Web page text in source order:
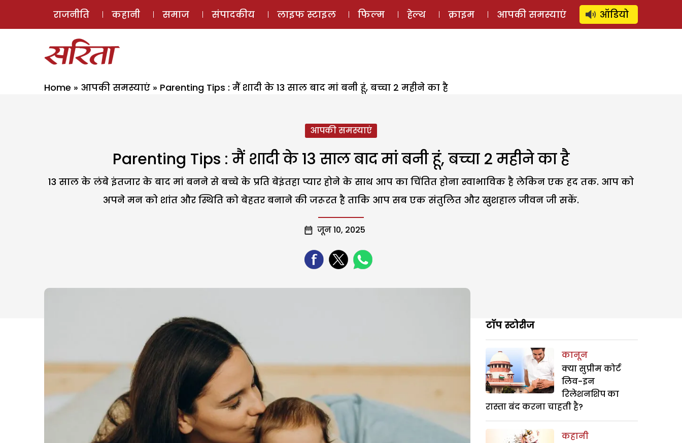
ई-मैगज़ीन ऑडियो स्टोरी लॉग इन ⚲ SUBSCRIBE
राजनीति कहानी समाज संपादकीय लाइफ स्टाइल फिल्म हेल्थ क्राइम आपकी समस्याएं ऑडियो
Home » आपकी समस्याएं » Parenting Tips : मैं शादी के 13 साल बाद मां बनी हूं, बच्चा 2 महीने का है
आपकी समस्याएं
Parenting Tips : मैं शादी के 13 साल बाद मां बनी हूं, बच्चा 2 महीने का है
13 साल के लंबे इंतजार के बाद मां बनने से बच्चे के प्रति बेइंतहा प्यार होने के साथ आप का चिंतित होना स्वाभाविक है लेकिन एक हद तक. आप को
अपने मन को शांत और स्थिति को बेहतर बनाने की जरूरत है ताकि आप सब एक संतुलित और खुशहाल जीवन जी सकें.
जून 10, 2025
टॉप स्टोरीज
कानून
क्या सुप्रीम कोर्ट
लिव-इन
रिलेशनशिप का
रास्ता बंद करना चाहती है?
कहानी